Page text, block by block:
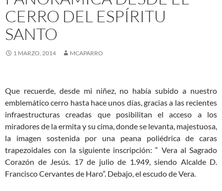
CERRO DEL ESPÍRITU
SANTO
1 MARZO, 2014 MCAPARRO
Que recuerde, desde mi niñez, no había subido a nuestro
emblemático cerro hasta hace unos días, gracias a las recientes
infraestructuras creadas que posibilitan el acceso a los
miradores de la ermita y su cima, donde se levanta, majestuosa,
la imagen sostenida por una peana poliédrica de caras
trapezoidales con la siguiente inscripción: “ Vera al Sagrado
Corazón de Jesús. 17 de julio de 1.949, siendo Alcalde D.
Francisco Cervantes de Haro”. Debajo, el escudo de Vera.